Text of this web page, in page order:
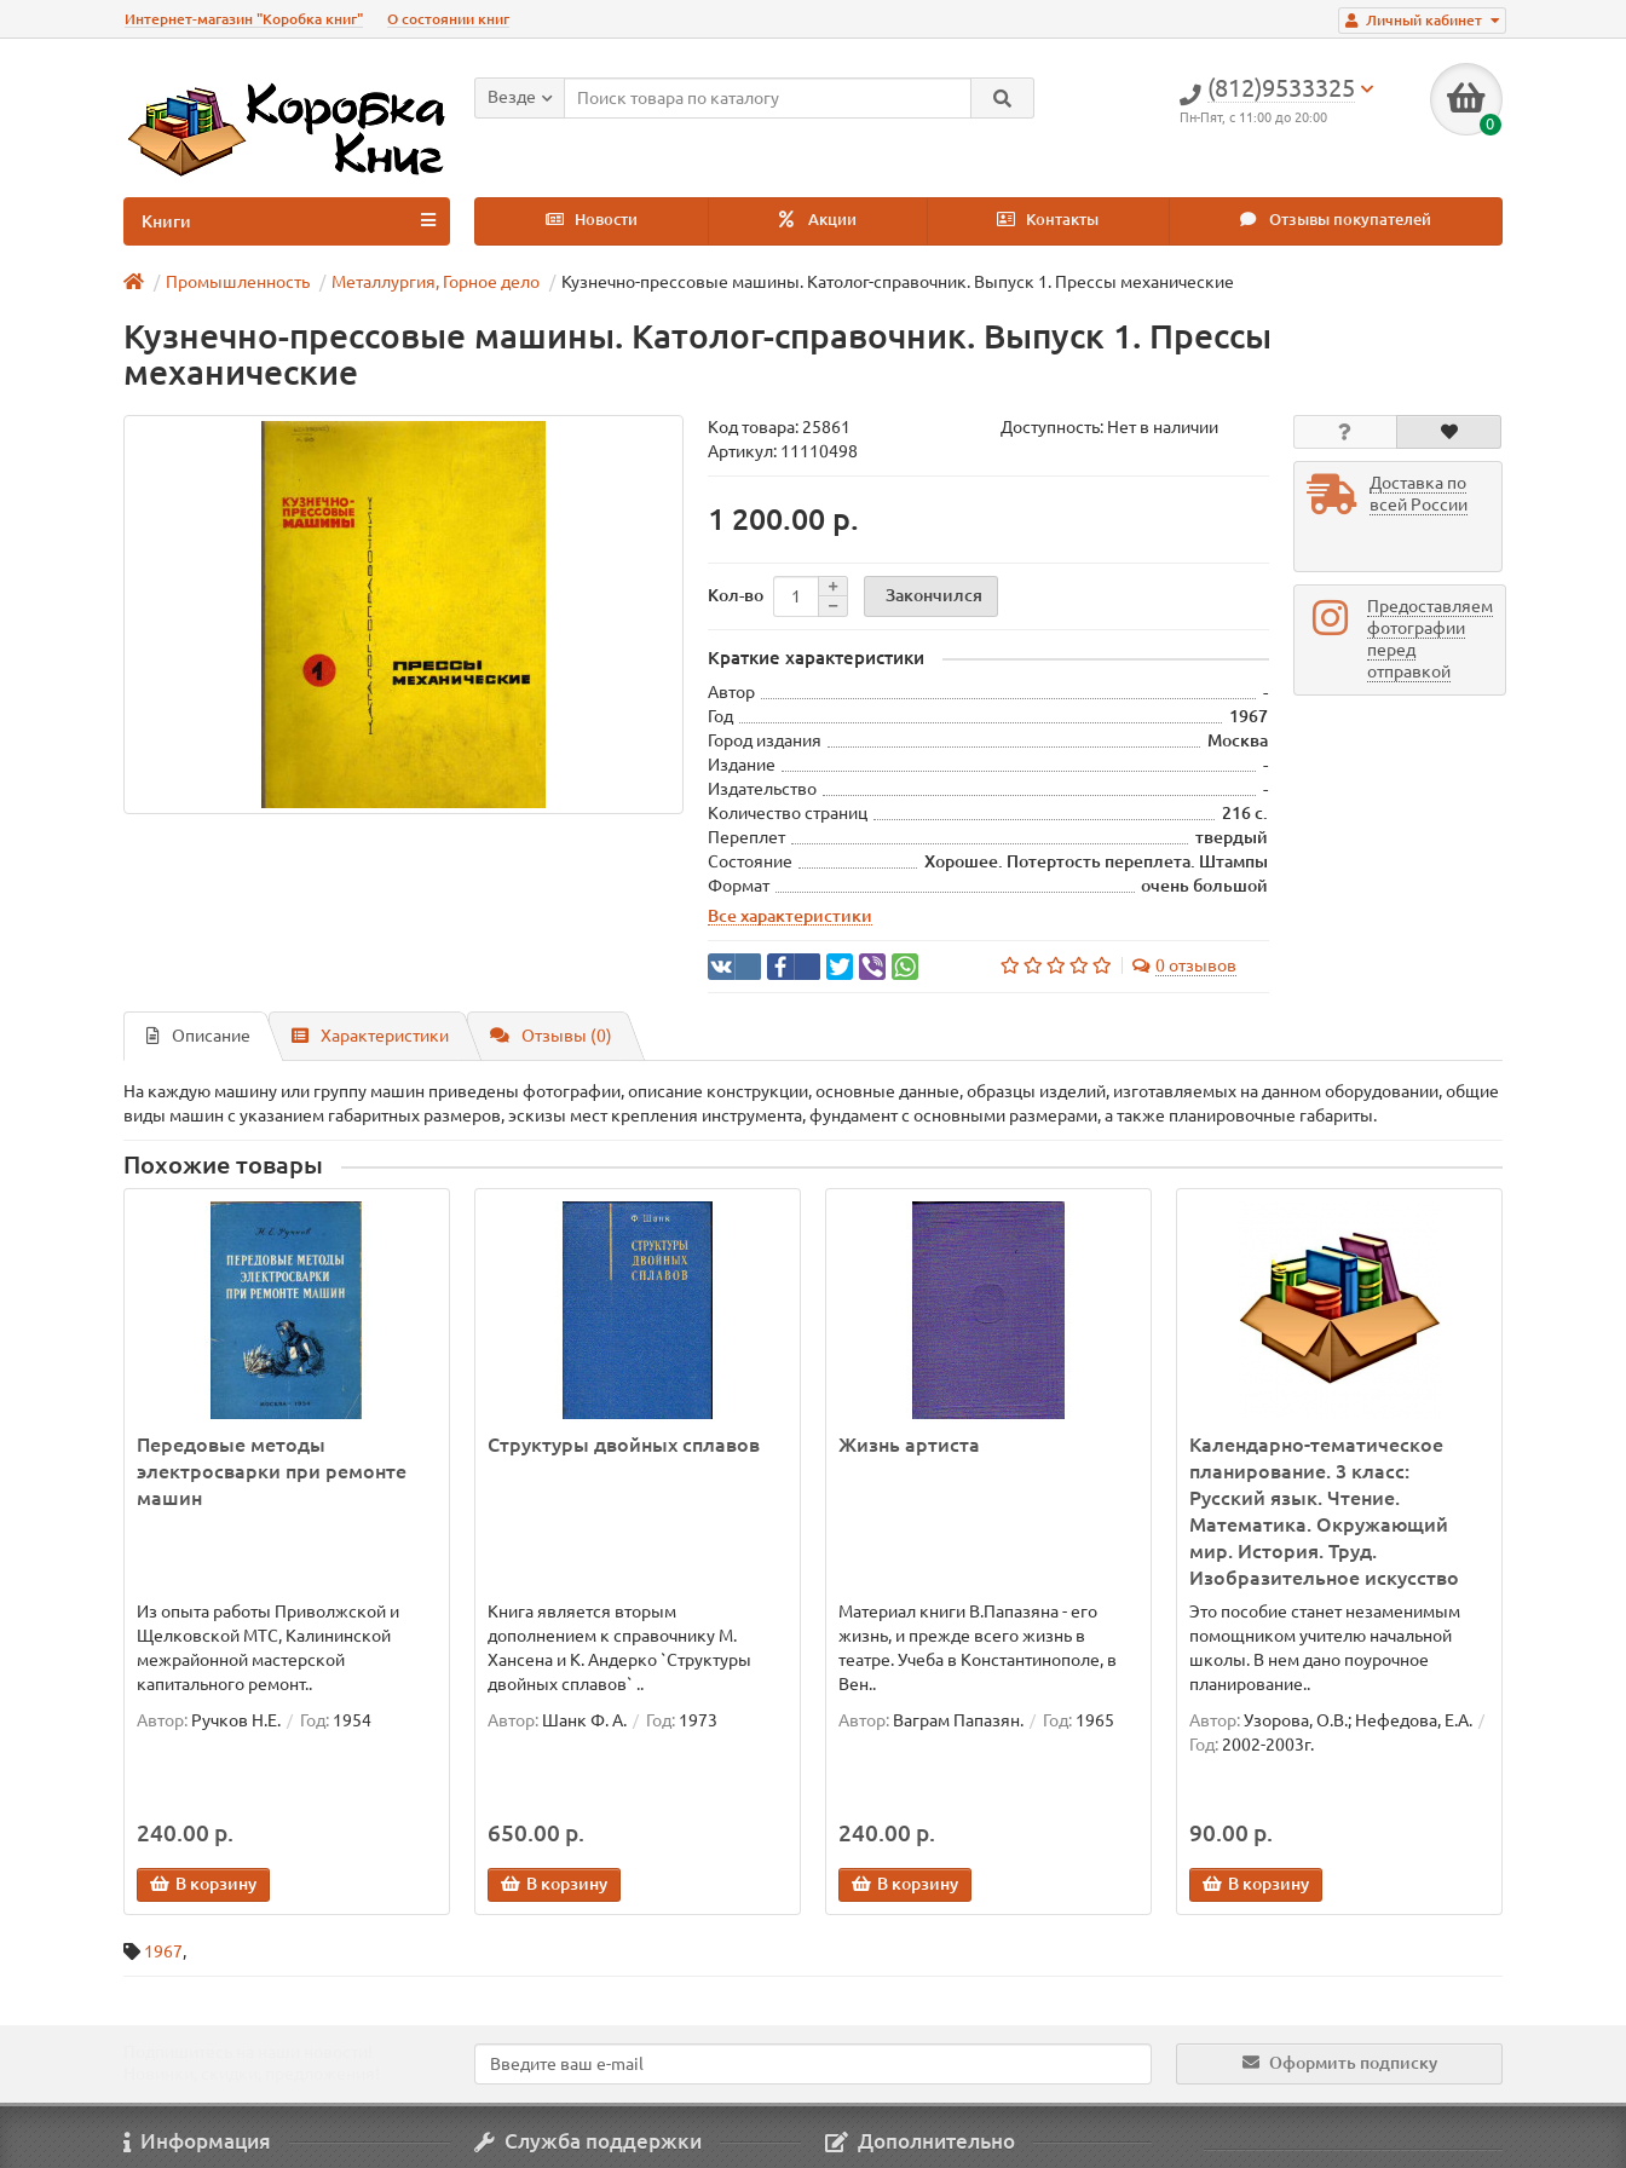
Личный кабинет
Интернет-магазин "Коробка книг" О состоянии книг
(812)9533325
Пн-Пят, с 11:00 до 20:00 0
Везде
Новости Акции Контакты Отзывы покупателей
Книги
Промышленность Металлургия, Горное дело Кузнечно-прессовые машины. Католог-справочник. Выпуск 1. Прессы механические
Кузнечно-прессовые машины. Католог-справочник. Выпуск 1. Прессы
механические
Код товара: 25861
Доступность: Нет в наличии
Артикул: 11110498
1 200.00 р.
Кол-во Закончился
Краткие характеристики
Автор
-
Год
1967
Город издания
Москва
Издание
-
Издательство
-
Количество страниц
216 с.
Переплет
твердый
Состояние
Хорошее. Потертость переплета. Штампы
Формат
очень большой
Все характеристики
0 отзывов
Доставка по
всей России
Предоставляем
фотографии
перед
отправкой
Описание Характеристики Отзывы (0)
На каждую машину или группу машин приведены фотографии, описание конструкции, основные данные, образцы изделий, изготавляемых на данном оборудовании, общие
виды машин с указанием габаритных размеров, эскизы мест крепления инструмента, фундамент с основными размерами, а также планировочные габариты.
Похожие товары
Передовые методы
электросварки при ремонте
машин
Из опыта работы Приволжской и
Щелковской МТС, Калининской
межрайонной мастерской
капитального ремонт..
Автор: Ручков Н.Е. Год: 1954
240.00 р.
В корзину
Структуры двойных сплавов
Книга является вторым
дополнением к справочнику М.
Хансена и К. Андерко `Структуры
двойных сплавов` ..
Автор: Шанк Ф. А. Год: 1973
650.00 р.
В корзину
Жизнь артиста
Материал книги В.Папазяна - его
жизнь, и прежде всего жизнь в
театре. Учеба в Константинополе, в
Вен..
Автор: Ваграм Папазян. Год: 1965
240.00 р.
В корзину
Календарно-тематическое
планирование. 3 класс:
Русский язык. Чтение.
Математика. Окружающий
мир. История. Труд.
Изобразительное искусство
Это пособие станет незаменимым
помощником учителю начальной
школы. В нем дано поурочное
планирование..
Автор:Узорова, О.В.; Нефедова, Е.А.
Год: 2002-2003г.
90.00 р.
В корзину
1967,
Оформить подписку
Информация Служба поддержки Дополнительно